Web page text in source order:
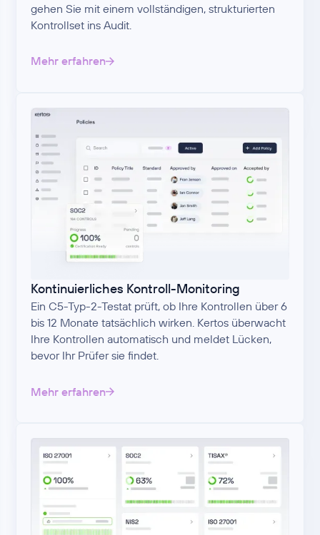
gehen Sie mit einem vollständigen, strukturierten
Kontrollset ins Audit.
Mehr erfahren
Kontinuierliches Kontroll-Monitoring
Ein C5-Typ-2-Testat prüft, ob Ihre Kontrollen über 6
bis 12 Monate tatsächlich wirken. Kertos überwacht
Ihre Kontrollen automatisch und meldet Lücken,
bevor Ihr Prüfer sie findet.
Mehr erfahren